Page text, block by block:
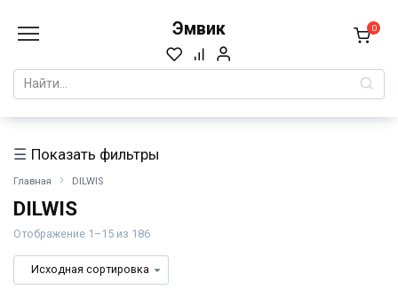
содержанию
Эмвик 0
Search
for:
Главная DILWIS
DILWIS
Отображение 1–15 из 186
Показать фильтры